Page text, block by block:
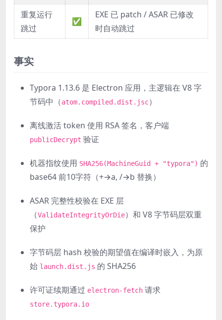
重复运行
跳过
✅
EXE 已 patch / ASAR 已修改
时自动跳过
事实
Typora 1.13.6 是 Electron 应用，主逻辑在 V8 字
节码中（atom.compiled.dist.jsc）
离线激活 token 使用 RSA 签名，客户端
publicDecrypt 验证
机器指纹使用 SHA256(MachineGuid + "typora") 的
base64 前10字符（+→a, /→b 替换）
ASAR 完整性校验在 EXE 层
（ValidateIntegrityOrDie）和 V8 字节码层双重
保护
字节码层 hash 校验的期望值在编译时嵌入，为原
始 launch.dist.js 的 SHA256
许可证续期通过 electron-fetch 请求
store.typora.io